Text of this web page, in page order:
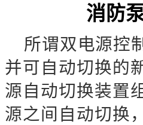
消防
所谓双电源控
并可自动切换的
源自动切换装置
源之间自动切换